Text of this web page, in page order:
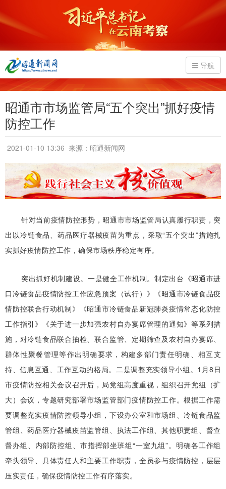
导航
昭通市市场监管局“五个突出”抓好疫情
防控工作
2021-01-10 13:36 来源：昭通新闻网
针对当前疫情防控形势，昭通市市场监管局认真履行职责，突
出以冷链食品、药品医疗器械疫苗为重点，采取“五个突出”措施扎
实抓好疫情防控工作，确保市场秩序稳定有序。
突出抓好机制建设。一是健全工作机制。制定出台《昭通市进
口冷链食品疫情防控工作应急预案（试行）》《昭通市冷链食品疫
情防控联合行动机制》《昭通市冷链食品新冠肺炎疫情常态化防控
工作指引》《关于进一步加强农村自办宴席管理的通知》等系列措
施，对冷链食品联合抽检、联合监管、定期筛查及农村自办宴席、
群体性聚餐管理等作出明确要求，构建多部门责任明确、相互支
持、信息互通、工作互动的格局。二是调整充实领导小组。1月8日
市疫情防控相关会议召开后，局党组高度重视，组织召开党组（扩
大）会议，专题研究部署市场监管部门疫情防控工作。根据工作需
要调整充实疫情防控领导小组，下设办公室和市场组、冷链食品监
管组、药品医疗器械疫苗监管组、执法工作组、其他职责组、督查
督办组、内部防控组、市指挥部坐班组“一室九组”。明确各工作组
牵头领导、具体责任人和主要工作职责，全员参与疫情防控，层层
压实责任，确保疫情防控工作有序落实。